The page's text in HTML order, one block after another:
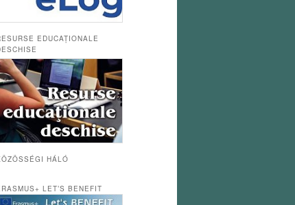
EDUCAȚIONALE
HÁLÓ
LET’S BENEFIT